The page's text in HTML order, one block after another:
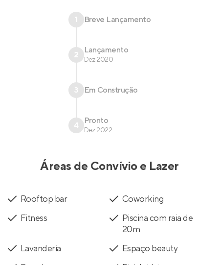
1 Breve Lançamento
2 Lançamento
Dez 2020
3 Em Construção
4 Pronto
Dez 2022
Áreas de Convívio e Lazer
Rooftop bar
Coworking
Fitness
Piscina com raia de
20m
Lavanderia
Espaço beauty